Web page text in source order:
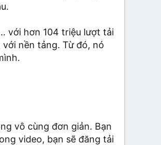
với hơn 104 triệu lượt tải
nền tảng. Từ đó, nó
vô cùng đơn giản. Bạn
video, bạn sẽ đăng tải